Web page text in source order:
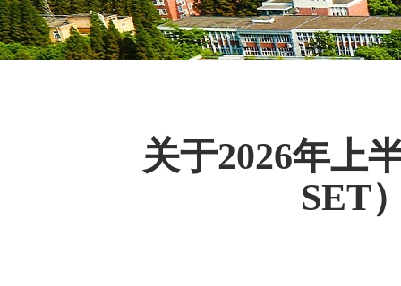
关于2026年上
SET